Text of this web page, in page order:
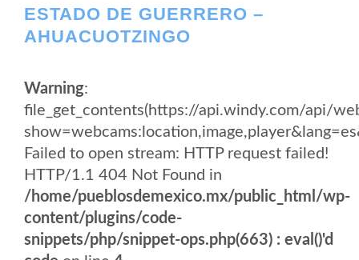
ESTADO DE GUERRERO –
AHUACUOTZINGO
Warning:
file_get_contents(https://api.windy.com/api/
Failed to open stream: HTTP request failed!
HTTP/1.1 404 Not Found in
/home/pueblosdemexico.mx/public_html/wp-
content/plugins/code-
snippets/php/snippet-ops.php(663) : eval()'d